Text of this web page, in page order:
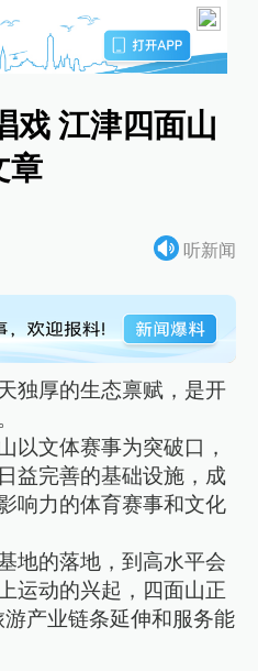
戏 江津四面山
章
听新闻
独厚的生态禀赋，是开
以文体赛事为突破口，
益完善的基础设施，成
响力的体育赛事和文化
地的落地，到高水平会
运动的兴起，四面山正
游产业链条延伸和服务能